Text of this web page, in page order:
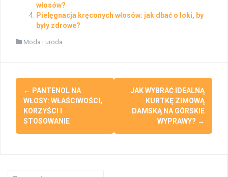
włosów?
Pielęgnacja kręconych włosów: jak dbać o loki, by
były zdrowe?
Moda i uroda
Post
navigation
← PANTENOL NA
WŁOSY: WŁAŚCIWOŚCI,
KORZYŚCI I
STOSOWANIE
JAK WYBRAĆ IDEALNĄ
KURTKĘ ZIMOWĄ
DAMSKĄ NA GÓRSKIE
WYPRAWY? →